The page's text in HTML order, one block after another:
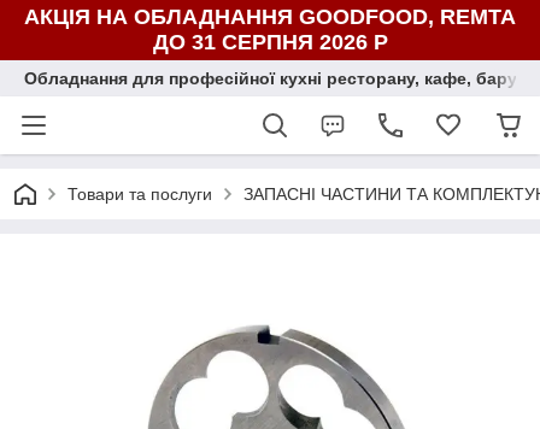
АКЦІЯ НА ОБЛАДНАННЯ GOODFOOD, REMTA
ДО 31 СЕРПНЯ 2026 Р
Обладнання для професійної кухні ресторану, кафе, бару,
Товари та послуги ЗАПАСНІ ЧАСТИНИ ТА